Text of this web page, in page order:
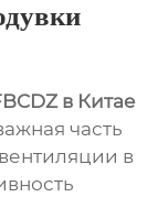
в Китае
часть
в